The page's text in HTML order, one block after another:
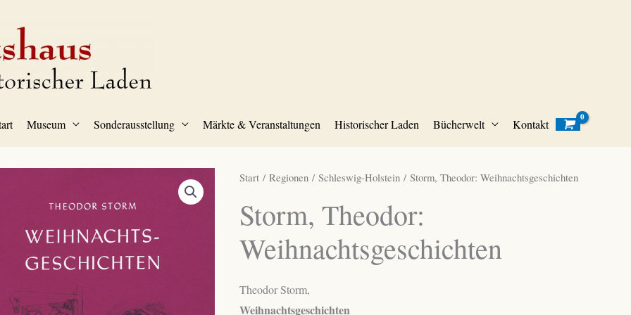
Museum Sonderausstellung Märkte & Veranstaltungen Historischer Laden Bücherwelt Kontakt
Start/ Regionen/ Schleswig-Holstein/ Storm, Theodor: Weihnachtsgeschichten
Storm, Theodor:
Weihnachtsgeschichten
Theodor Storm,
Weihnachtsgeschichten